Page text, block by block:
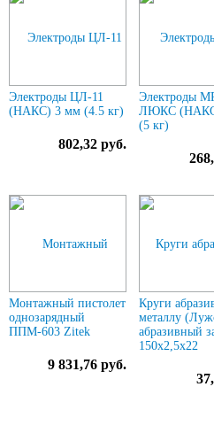
Электроды ЦЛ-11
(НАКС) 3 мм (4.5 кг)
802,32 руб.
Электроды
ЛЮКС
(5 кг)
Монтажный пистолет
однозарядный
ППМ-603 Zitek
9 831,76 руб.
Круги
металлу
абразивный
150х2,5х22